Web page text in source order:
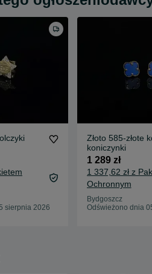
sierpnia 2026
Złoto 585-złote
koniczynki
1 289 zł
1 337,62 zł z
Ochronnym
Bydgoszcz
Odświeżono dnia